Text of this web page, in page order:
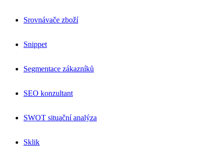
Srovnávače zboží
Snippet
Segmentace zákazníků
SEO konzultant
SWOT situační analýza
Sklik